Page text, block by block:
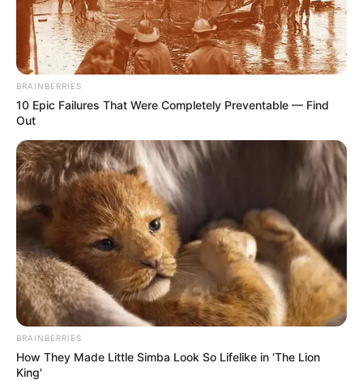
BRAINBERRIES
10 Epic Failures That Were Completely Preventable — Find
Out
BRAINBERRIES
How They Made Little Simba Look So Lifelike in 'The Lion
King'